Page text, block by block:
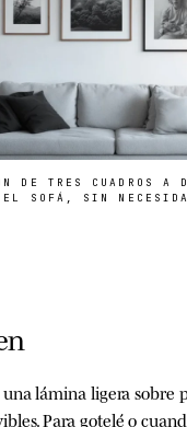
DE TRES CUADROS A
EL SOFÁ, SIN
lámina ligera sobre
Para gotelé o